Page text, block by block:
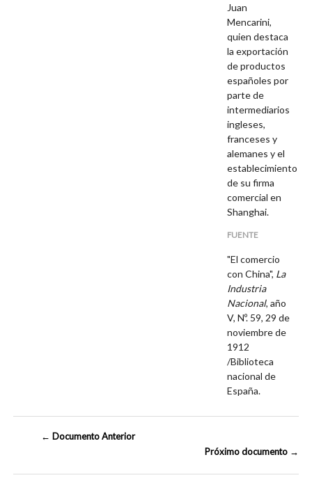
Juan
Mencarini,
quien destaca
la exportación
de productos
españoles por
parte de
intermediarios
ingleses,
franceses y
alemanes y el
establecimiento
de su firma
comercial en
Shanghai.
FUENTE
"El comercio
con China", La
Industria
Nacional, año
V, Nº. 59, 29 de
noviembre de
1912
/Biblioteca
nacional de
España.
← Documento Anterior
Próximo documento →